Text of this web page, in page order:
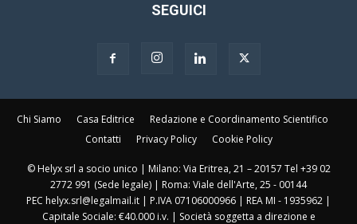
SEGUICI
Chi Siamo Casa Editrice
Redazione e Coordinamento Scientifico
Contatti
Privacy Policy Cookie Policy
© Helyx srl a socio unico | Milano: Via Eritrea, 21 – 20157 Tel +39 02
2772 991 (Sede legale) | Roma: Viale dell'Arte, 25 - 00144
PEC helyx.srl@legalmail.it | P.IVA 07106000966 | REA MI - 1935962 |
Capitale Sociale: €40.000 i.v. | Società soggetta a direzione e